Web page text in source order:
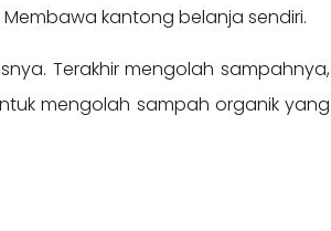
kantong belanja sendiri.
Terakhir mengolah sampahnya,
mengolah sampah organik yang